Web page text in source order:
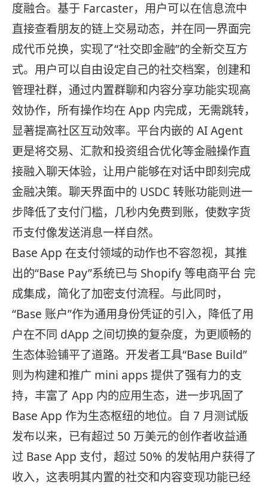
度融合。基于 Farcaster，用户可以在信息流中
直接查看朋友的链上交易动态，并在同一界面完
成代币兑换，实现了“社交即金融”的全新交互方
式。用户可以自由设定自己的社交档案，创建和
管理社群，通过内置群聊和内容分享功能实现高
效协作，所有操作均在 App 内完成，无需跳转，
显著提高社区互动效率。平台内嵌的 AI Agent
更是将交易、汇款和投资组合优化等金融操作直
接融入聊天体验，让用户能够在对话中即刻完成
金融决策。聊天界面中的 USDC 转账功能则进一
步降低了支付门槛，几秒内免费到账，使数字货
币支付像发送消息一样自然。
Base App 在支付领域的动作也不容忽视，其推
出的“Base Pay”系统已与 Shopify 等电商平台 完
成集成，简化了加密支付流程。与此同时，
“Base 账户”作为通用身份凭证的引入，降低了用
户在不同 dApp 之间切换的复杂度，为更顺畅的
生态体验铺平了道路。开发者工具“Base Build”
则为构建和推广 mini apps 提供了强有力的支
持，丰富了 App 内的应用生态，进一步巩固了
Base App 作为生态枢纽的地位。自 7 月测试版
发布以来，已有超过 50 万美元的创作者收益通
过 Base App 支付，超过 50% 的发帖用户获得了
收入，这表明其内置的社交和内容变现功能已经